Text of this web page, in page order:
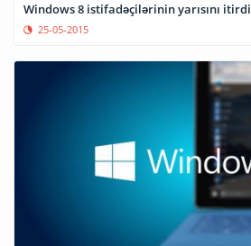
Windows 8 istifadəçilərinin yarısını itirdi
25-05-2015